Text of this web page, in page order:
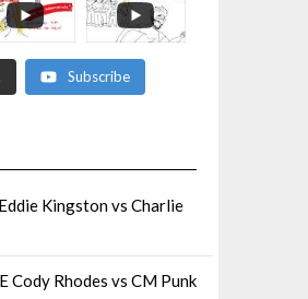
Subscribe
Kingston vs Charlie
Rhodes vs CM Punk